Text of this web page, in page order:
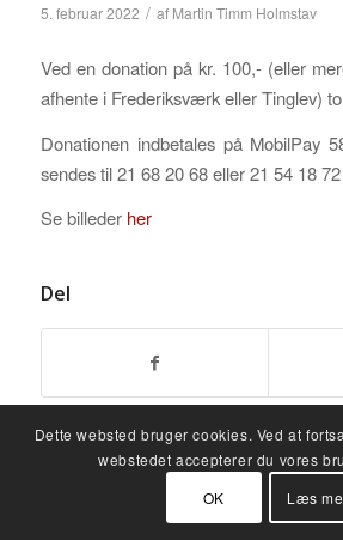
5. februar 2022 / af Martin Timm Holmstav
Ved en donation på kr. 100,- (eller
afhente i Frederiksværk eller Tinglev)
Donationen indbetales på MobilPay
sendes til 21 68 20 68 eller 21 54 18
Se billeder her
Del
Dette websted bruger cookies. Ved at
webstedet accepterer du vores
OK
Læs